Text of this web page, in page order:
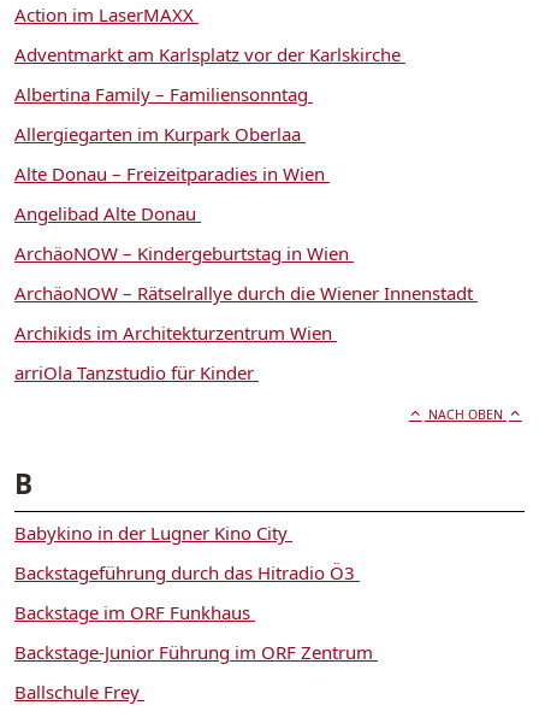
Action im LaserMAXX
Adventmarkt am Karlsplatz vor der Karlskirche
Albertina Family – Familiensonntag
Allergiegarten im Kurpark Oberlaa
Alte Donau – Freizeitparadies in Wien
Angelibad Alte Donau
ArchäoNOW – Kindergeburtstag in Wien
ArchäoNOW – Rätselrallye durch die Wiener Innenstadt
Archikids im Architekturzentrum Wien
arriOla Tanzstudio für Kinder
NACH OBEN
B
Babykino in der Lugner Kino City
Backstageführung durch das Hitradio Ö3
Backstage im ORF Funkhaus
Backstage-Junior Führung im ORF Zentrum
Ballschule Frey